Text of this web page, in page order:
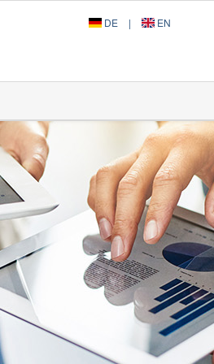
DE | EN